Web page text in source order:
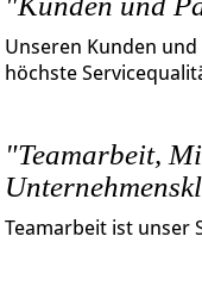
Unseren Kunden
höchste
"Teamarbeit,
Teamarbeit ist unser